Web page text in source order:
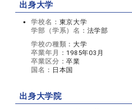
出身大学
学校名： 東京大学
学部（学系）名： 法学部
学校の種類： 大学
卒業年月： 1985年03月
卒業区分：卒業
国名： 日本国
出身大学院